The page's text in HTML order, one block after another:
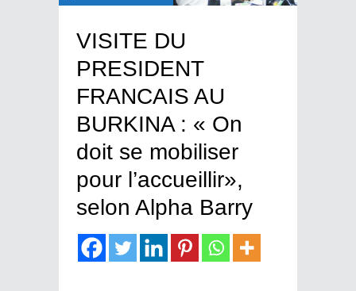
VISITE DU
PRESIDENT
FRANCAIS AU
BURKINA : « On
doit se mobiliser
pour l’accueillir»,
selon Alpha Barry